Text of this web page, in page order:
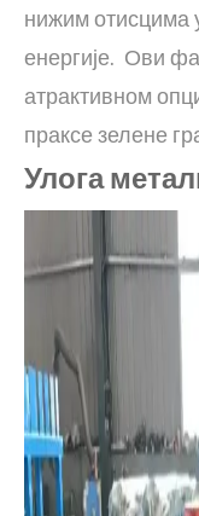
нижим отисцима
енергије. Ови
атрактивном
праксе зелене
Улога